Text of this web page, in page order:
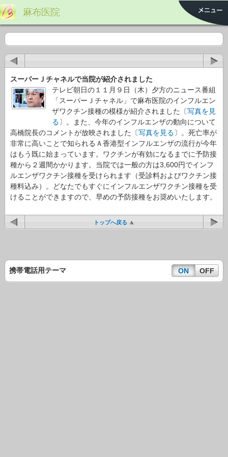
麻布医院
スーパーＪチャネルで当院が紹介されました
テレビ朝日の１１月９日（木）夕方のニュース番組
「スーパーＪチャネル」で麻布医院のインフルエン
ザワクチン接種の模様が紹介されました〔写真を見
る〕。また、今年のインフルエンザの動向について
高橋院長のコメントが放映されました〔写真を見る〕。死亡率が
非常に高いことで知られるＡ香港型インフルエンザの流行が今年
はもう既に始まっています。ワクチンが有効になるまでに予防接
種から２週間かかります。当院では一般の方は3,600円でインフ
ルエンザワクチン接種を受けられます（受診料およびワクチン接
種料込み）。どなたでもすぐにインフルエンザワクチン接種を受
けることができますので、早めの予防接種をお奨めいたします。
トップへ戻る
携帯電話用テーマ ON OFF